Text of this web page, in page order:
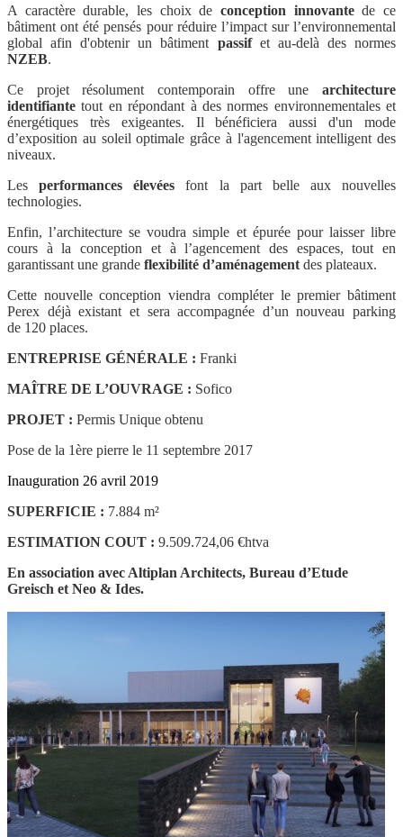
A caractère durable, les choix de conception innovantede ce
bâtiment ont été pensés pour réduire l’impact sur l’environnemental
global afin d'obtenir un bâtiment passifet au-delà des normes
NZEB.
Ce projet résolument contemporain offre une architecture
identifiante tout en répondant à des normes environnementales et
énergétiques très exigeantes. Il bénéficiera aussi d'un mode
d’exposition au soleil optimale grâce à l'agencement intelligent des
niveaux.
Lesperformances élevéesfont la part belle aux nouvelles
technologies.
Enfin, l’architecture se voudra simple et épurée pour laisser libre
cours à la conception et à l’agencement des espaces, tout en
garantissant une grande flexibilité d’aménagement des plateaux.
Cette nouvelle conception viendra compléter le premier bâtiment
Perex déjà existant et sera accompagnée d’un nouveau parking
de 120 places.
ENTREPRISE GÉNÉRALE : Franki
MAÎTRE DE L’OUVRAGE : Sofico
PROJET : Permis Unique obtenu
Pose de la 1ère pierre le 11 septembre 2017
Inauguration 26 avril 2019
SUPERFICIE : 7.884 m²
ESTIMATION COUT : 9.509.724,06 €htva
En association avec Altiplan Architects, Bureau d’Etude
Greisch et Neo & Ides.